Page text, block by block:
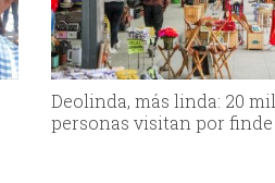
Deolinda, más linda: 20 mil
personas visitan por finde